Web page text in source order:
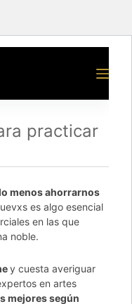
practicar
menos ahorrarnos
es algo esencial
en las que
noble.
y cuesta averiguar
en artes
mejores según